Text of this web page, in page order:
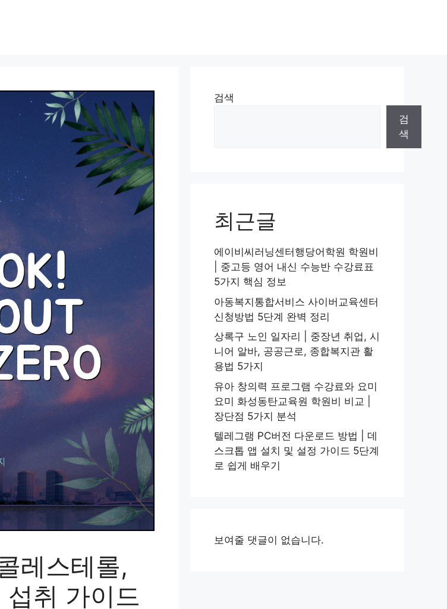
레스테롤,
취 가이드
검색
검
색
최근글
에이비씨러닝센터행당어학원 학원비
| 중고등 영어 내신 수능반 수강료표
5가지 핵심 정보
아동복지통합서비스 사이버교육센터
신청방법 5단계 완벽 정리
상록구 노인 일자리 | 중장년 취업, 시
니어 알바, 공공근로, 종합복지관 활
용법 5가지
유아 창의력 프로그램 수강료와 요미
요미 화성동탄교육원 학원비 비교 |
장단점 5가지 분석
텔레그램 PC버전 다운로드 방법 | 데
스크톱 앱 설치 및 설정 가이드 5단계
로 쉽게 배우기
보여줄 댓글이 없습니다.